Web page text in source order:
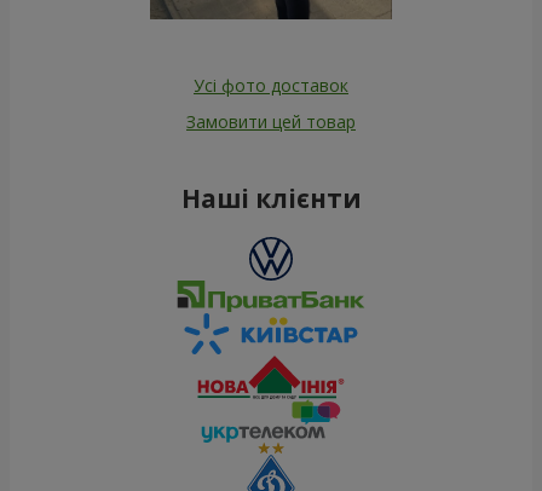
Усі фото доставок
Замовити цей товар
Наші клієнти